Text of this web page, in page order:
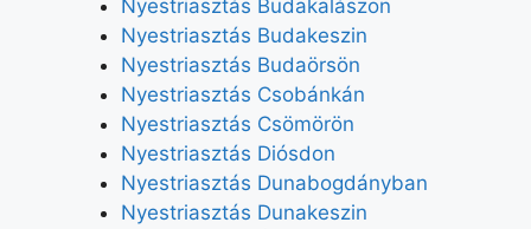
Nyestriasztás Budakalászon
Nyestriasztás Budakeszin
Nyestriasztás Budaörsön
Nyestriasztás Csobánkán
Nyestriasztás Csömörön
Nyestriasztás Diósdon
Nyestriasztás Dunabogdányban
Nyestriasztás Dunakeszin